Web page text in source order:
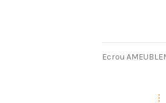
Ecrou